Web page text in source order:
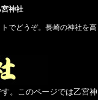
神社
でどうぞ。長崎の神社を高
。このページでは乙宮神